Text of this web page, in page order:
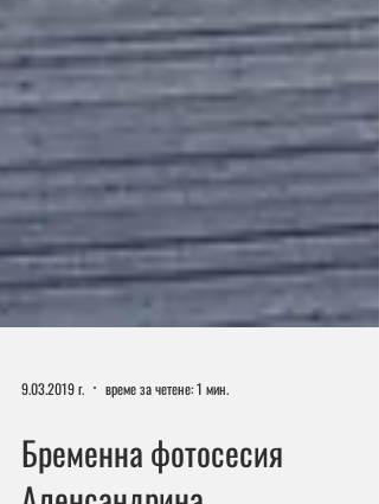
9.03.2019 г. време за четене: 1 мин.